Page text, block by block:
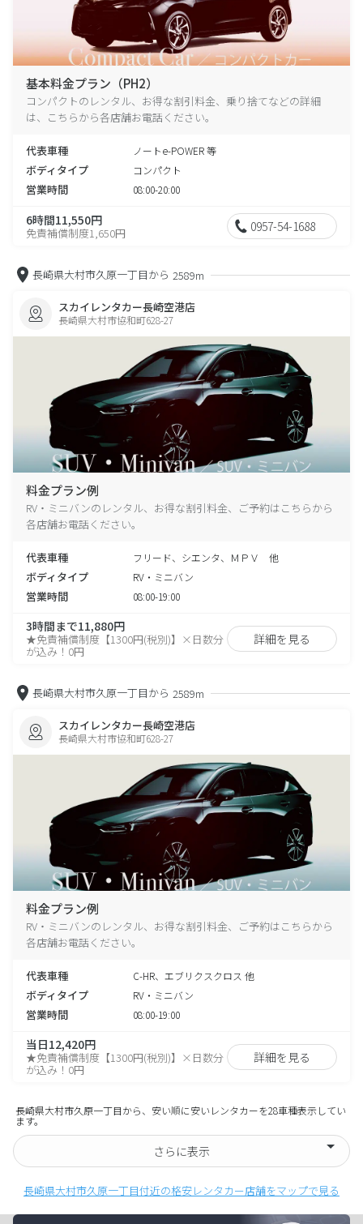
基本料金プラン（PH2）
コンパクトのレンタル、お得な割引料金、乗り捨てなどの詳細
は、こちらから各店舗お電話ください。
代表車種 ノートe-POWER 等
ボディタイプ コンパクト
営業時間 08:00-20:00
6時間11,550円
免責補償制度1,650円 0957-54-1688
長崎県大村市久原一丁目から 2589m
スカイレンタカー長崎空港店
長崎県大村市協和町628-27
料金プラン例
RV・ミニバンのレンタル、お得な割引料金、ご予約はこちらから
各店舗お電話ください。
代表車種 フリード、シエンタ、ＭＰＶ 他
ボディタイプ RV・ミニバン
営業時間 08:00-19:00
3時間まで11,880円
★免責補償制度【1300円(税別)】×日数分
が込み！0円
詳細を見る
長崎県大村市久原一丁目から 2589m
スカイレンタカー長崎空港店
長崎県大村市協和町628-27
料金プラン例
RV・ミニバンのレンタル、お得な割引料金、ご予約はこちらから
各店舗お電話ください。
代表車種 C-HR、エブリクスクロス 他
ボディタイプ RV・ミニバン
営業時間 08:00-19:00
当日12,420円
★免責補償制度【1300円(税別)】×日数分
が込み！0円
詳細を見る
長崎県大村市久原一丁目から、安い順に安いレンタカーを28車種表示してい
ます。
さらに表示
長崎県大村市久原一丁目付近の格安レンタカー店舗をマップで見る